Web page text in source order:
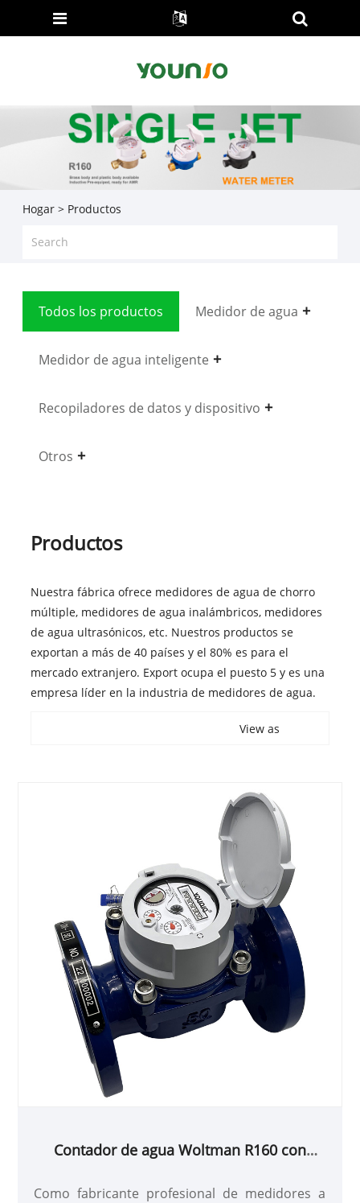
Hogar > Productos
Todos los productos Medidor de agua
Medidor de agua inteligente
Recopiladores de datos y dispositivo
Otros
Productos
Nuestra fábrica ofrece medidores de agua de chorro
múltiple, medidores de agua inalámbricos, medidores
de agua ultrasónicos, etc. Nuestros productos se
exportan a más de 40 países y el 80% es para el
mercado extranjero. Export ocupa el puesto 5 y es una
empresa líder en la industria de medidores de agua.
View as
Contador de agua Woltman R160 con
Como fabricante profesional de medidores a